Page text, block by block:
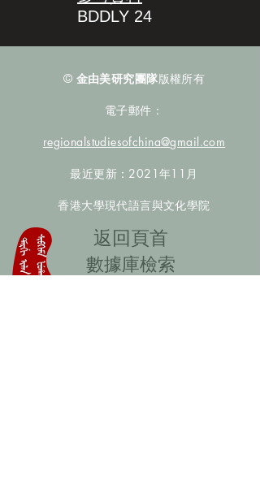
BDDLY 24
© 金由美研究團隊版權所有
電子郵件：
regionalstudiesofchina@gmail.com
最近更新：2021年11月
香港大學現代語言與文化學院
​返回頁首
數據庫檢索